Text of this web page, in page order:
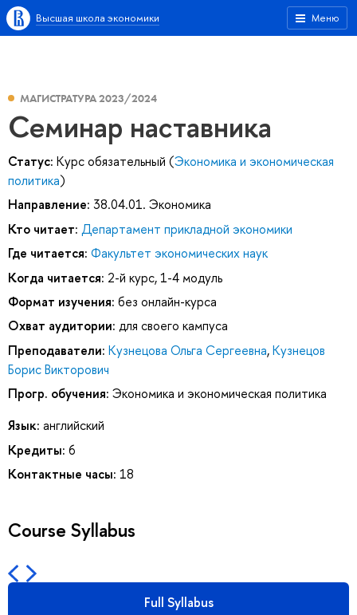
Меню
Высшая школа экономики
МАГИСТРАТУРА 2023/2024
Семинар наставника
Статус: Курс обязательный (Экономика и экономическая
политика)
Направление: 38.04.01. Экономика
Кто читает: Департамент прикладной экономики
Где читается: Факультет экономических наук
Когда читается: 2-й курс, 1-4 модуль
Формат изучения: без онлайн-курса
Охват аудитории: для своего кампуса
Преподаватели: Кузнецова Ольга Сергеевна,Кузнецов
Борис Викторович
Прогр. обучения: Экономика и экономическая политика
Язык: английский
Кредиты: 6
Контактные часы: 18
Course Syllabus
Full Syllabus